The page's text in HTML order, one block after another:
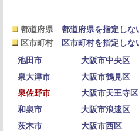
都道府県
都道府県を指定しな
区市町村
区市町村を指定しな
池田市
大阪市中央区
泉大津市
大阪市鶴見区
泉佐野市
大阪市天王寺区
和泉市
大阪市浪速区
茨木市
大阪市西区